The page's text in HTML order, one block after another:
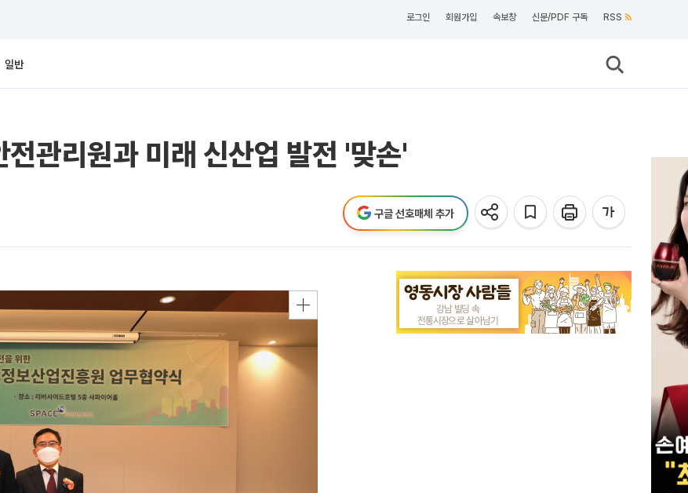
로그인 회원가입 속보창 신문/PDF 구독 RSS
일반
관리원과 미래 신산업 발전 '맞손'
구글 선호매체 추가